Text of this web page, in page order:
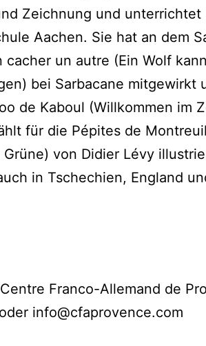
Zeichnung und unterrichtet
Aachen. Sie hat an dem
cacher un autre (Ein Wolf
bei Sarbacane mitgewirkt
de Kaboul (Willkommen im
für die Pépites de
von Didier Lévy
in Tschechien, England
Centre Franco-Allemand de
info@cfaprovence.com